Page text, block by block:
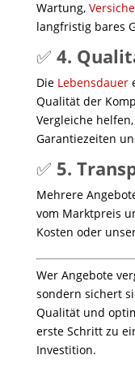
Wartung,
langfristig bares
✅ 4.
Die Lebensdauer
Qualität der
Vergleiche
Garantiezeiten
✅ 5.
Mehrere
vom Marktpreis
Kosten oder
Wer Angebote
sondern sichert
Qualität und
erste Schritt zu
Investition.